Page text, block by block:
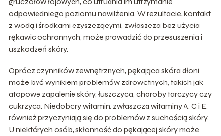
odpowiedniego poziomu nawilżenia. W rezultacie, kontakt
z wodą i środkami czyszczącymi, zwłaszcza bez użycia
rękawic ochronnych, może prowadzić do przesuszenia i
uszkodzeń skóry.
Oprócz czynników zewnętrznych, pękająca skóra dłoni
może być wynikiem problemów zdrowotnych, takich jak
atopowe zapalenie skóry, łuszczyca, choroby tarczycy czy
cukrzyca. Niedobory witamin, zwłaszcza witaminy A, C i E,
również przyczyniają się do problemów z suchością skóry.
U niektórych osób, skłonność do pękającej skóry może